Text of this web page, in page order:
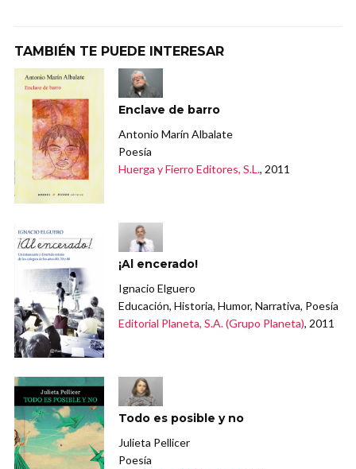
TAMBIÉN TE PUEDE INTERESAR
Enclave de barro
Antonio Marín Albalate
Poesía
Huerga y Fierro Editores, S.L., 2011
¡Al encerado!
Ignacio Elguero
Educación, Historia, Humor, Narrativa, Poesía
Editorial Planeta, S.A. (Grupo Planeta), 2011
Todo es posible y no
Julieta Pellicer
Poesía